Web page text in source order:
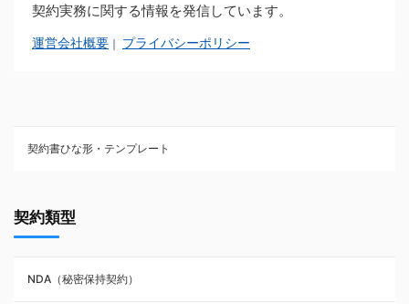
契約実務に関する情報を発信しています。
運営会社概要 ｜ プライバシーポリシー
契約書ひな形・テンプレート
NDA（秘密保持契約）
業務委託契約
契約類型
NDA（秘密保持契約）